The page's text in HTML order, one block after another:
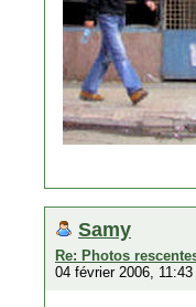
Samy
Re: Photos
04 février 2006, 11:43